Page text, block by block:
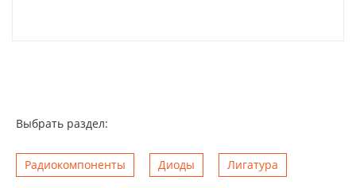
Выбрать раздел:
Радиокомпоненты Диоды Лигатура